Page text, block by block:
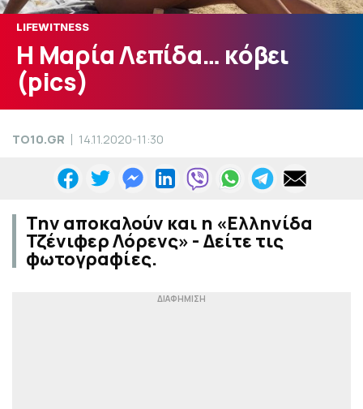
LIFEWITNESS
Η Μαρία Λεπίδα… κόβει
(pics)
TO10.GR 14.11.2020-11:30
Την αποκαλούν και η «Ελληνίδα
Τζένιφερ Λόρενς» - Δείτε τις
φωτογραφίες.